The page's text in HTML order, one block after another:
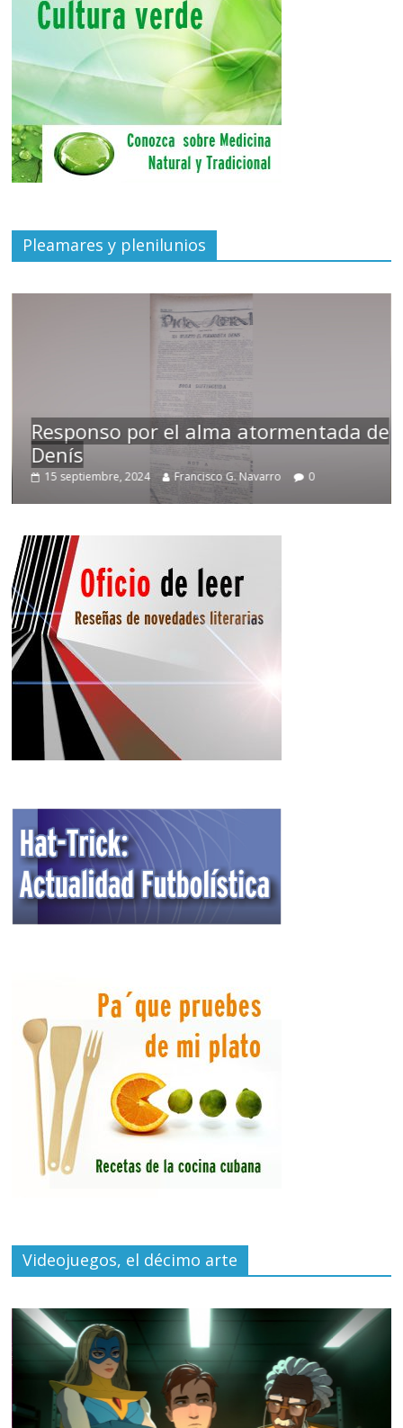
Pleamares y plenilunios
Responso por el alma atormentada de
Denís
15 septiembre, 2024 Francisco G. Navarro 0
Videojuegos, el décimo arte